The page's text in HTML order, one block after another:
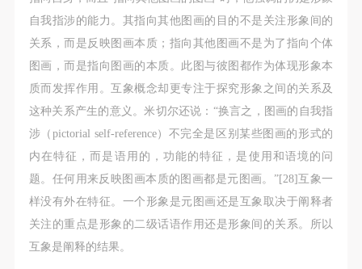
自我指涉的能力。其指向其他图画的目的不是关注形象间的
关系，而是反映图画本质；指向其他图画不是为了指向个体
图画，而是指向图画的本质。此图与彼图都作为体现形象本
质而发挥作用。互象概念却更专注于探究形象之间的关系及
这种关系产生的意义。米切尔还说：“换言之，图画的自我指
涉（pictorial self-reference）不完全是区别某些图画的形式的
内在特征，而是语用的，功能的特征，是使用和语境的问
题。任何用来反映图画本质的图画都是元图画。”[28]互象一
样没有外在特征。一个形象是元图画还是互象取决于阐释者
关注的重点是形象的二级话语作用还是形象间的关系。所以
互象是阐释的结果。